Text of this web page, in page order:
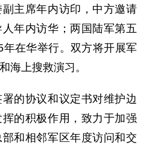
主席年内访印，中方邀请
年内访华；两国陆军第五
在华举行。双方将开展军
海上搜救演习。
协议和议定书对维护边
的积极作用，致力于加强
和相邻军区年度访问和交